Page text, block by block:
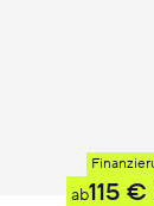
ab115 €